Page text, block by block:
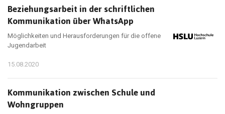
Beziehungsarbeit in der schriftlichen
Kommunikation über WhatsApp
Möglichkeiten und Herausforderungen für die offene
Jugendarbeit
15.08.2020
Kommunikation zwischen Schule und
Wohngruppen